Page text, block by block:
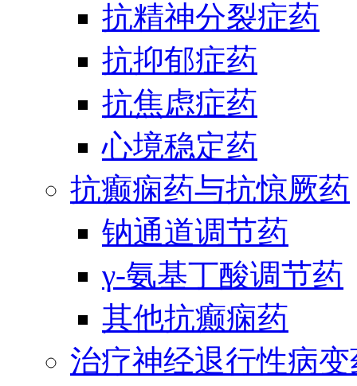
抗精神分裂症药
抗抑郁症药
抗焦虑症药
心境稳定药
抗癫痫药与抗惊厥药
钠通道调节药
γ-氨基丁酸调节药
其他抗癫痫药
治疗神经退行性病